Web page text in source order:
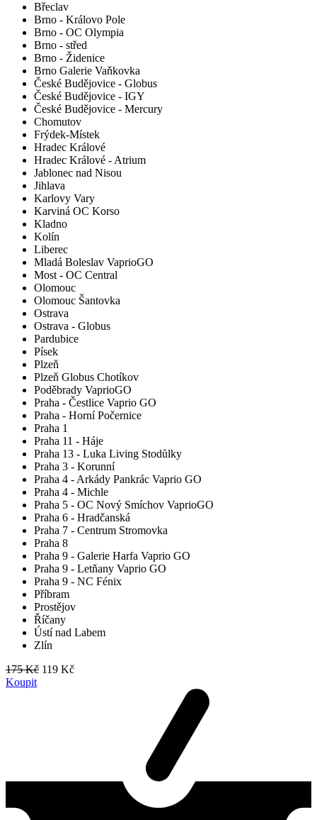
Břeclav
Brno - Královo Pole
Brno - OC Olympia
Brno - střed
Brno - Židenice
Brno Galerie Vaňkovka
České Budějovice - Globus
České Budějovice - IGY
České Budějovice - Mercury
Chomutov
Frýdek-Místek
Hradec Králové
Hradec Králové - Atrium
Jablonec nad Nisou
Jihlava
Karlovy Vary
Karviná OC Korso
Kladno
Kolín
Liberec
Mladá Boleslav VaprioGO
Most - OC Central
Olomouc
Olomouc Šantovka
Ostrava
Ostrava - Globus
Pardubice
Písek
Plzeň
Plzeň Globus Chotíkov
Poděbrady VaprioGO
Praha - Čestlice Vaprio GO
Praha - Horní Počernice
Praha 1
Praha 11 - Háje
Praha 13 - Luka Living Stodůlky
Praha 3 - Korunní
Praha 4 - Arkády Pankrác Vaprio GO
Praha 4 - Michle
Praha 5 - OC Nový Smíchov VaprioGO
Praha 6 - Hradčanská
Praha 7 - Centrum Stromovka
Praha 8
Praha 9 - Galerie Harfa Vaprio GO
Praha 9 - Letňany Vaprio GO
Praha 9 - NC Fénix
Příbram
Prostějov
Říčany
Ústí nad Labem
Zlín
175 Kč 119 Kč
Koupit